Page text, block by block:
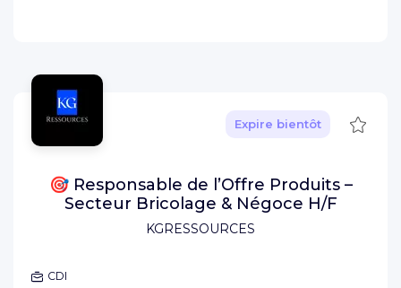
KGRESSOURCES
Expire bientôt
🎯 Responsable de l’Offre Produits –
Secteur Bricolage & Négoce H/F
CDI